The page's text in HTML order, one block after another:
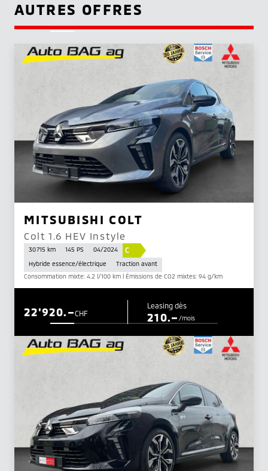
AUTRES OFFRES
MITSUBISHI COLT
Colt 1.6 HEV Instyle
30 715 km 145 PS 04/2024 C
Hybride essence/électrique
Traction avant
Consommation mixte: 4.2 l/100 km | Émissions de CO2 mixtes: 94 g/km
CHF
22'920.– Leasing dès
210.–/mois